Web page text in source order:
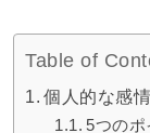
Table of
個人的な感
5つのポ